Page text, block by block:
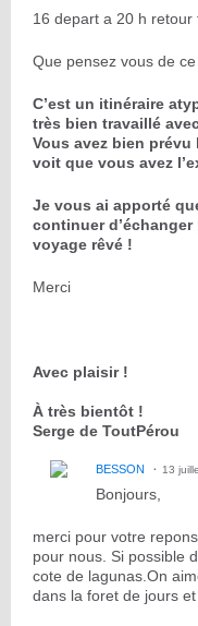
16 depart a 20 h retour
Que pensez vous de
C’est un itinéraire
très bien travaillé
Vous avez bien prévu
voit que vous avez
Je vous ai apporté
continuer
voyage rêvé !
Merci
Avec plaisir !
À très bientôt !
Serge de ToutPérou
BESSON 13
Bonjours,
merci pour votre
pour nous. Si possible
cote de lagunas.On
dans la foret de jours